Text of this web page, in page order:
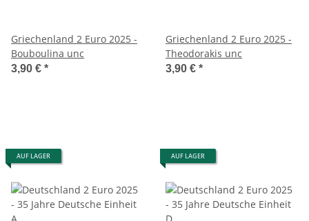
Griechenland 2 Euro 2025 -
Bouboulina unc
3,90 € *
Griechenland 2 Euro 2025 -
Theodorakis unc
3,90 € *
AUF LAGER AUF LAGER